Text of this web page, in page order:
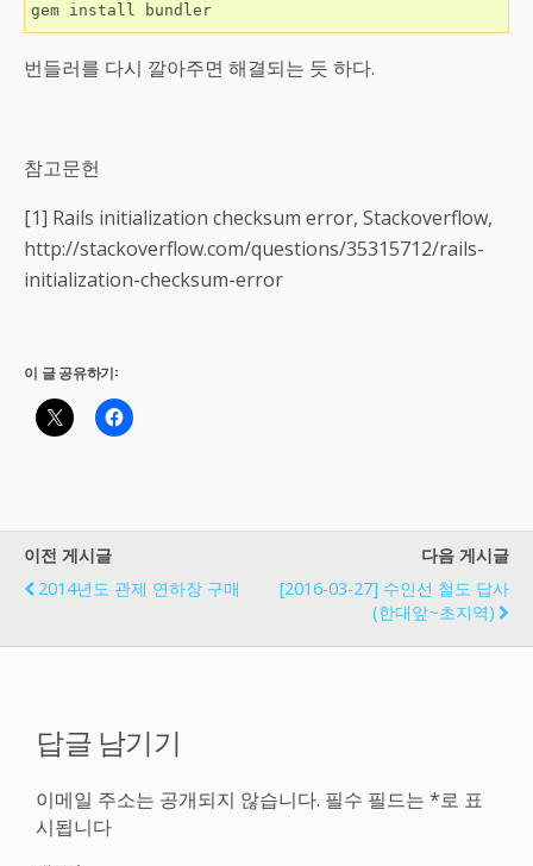
gem install bundler
번들러를 다시 깔아주면 해결되는 듯 하다.
참고문헌
[1] Rails initialization checksum error, Stackoverflow,
http://stackoverflow.com/questions/35315712/rails-
initialization-checksum-error
이 글 공유하기:
이전 게시글
2014년도 관제 연하장 구매
다음 게시글
[2016-03-27] 수인선 철도 답사
(한대앞~초지역)
답글 남기기
이메일 주소는 공개되지 않습니다. 필수 필드는 *로 표
시됩니다